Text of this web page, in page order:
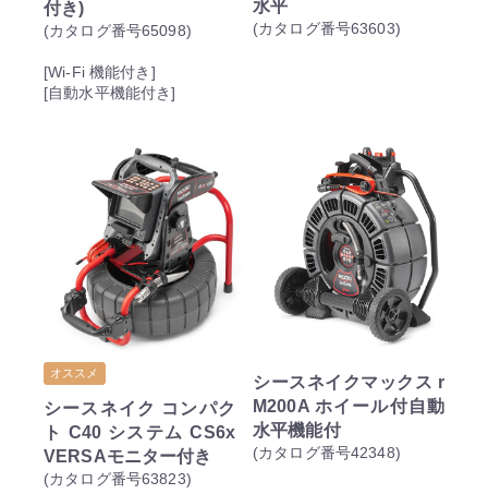
付き)
(カタログ番号65098)
[Wi-Fi 機能付き]
[自動水平機能付き]
水平
(カタログ番号63603)
オススメ
シースネイク コンパク
ト C40 システム CS6x
VERSAモニター付き
(カタログ番号63823)
シースネイクマックス r
M200A ホイール付自動
水平機能付
(カタログ番号42348)